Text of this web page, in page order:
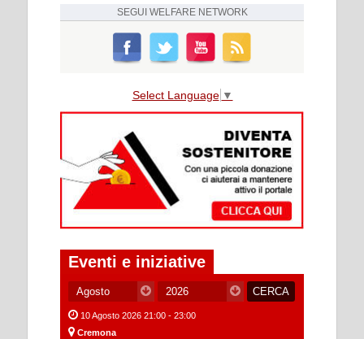
SEGUI WELFARE NETWORK
Select Language ▼
Eventi e iniziative
10 Agosto 2026 21:00 - 23:00
Cremona